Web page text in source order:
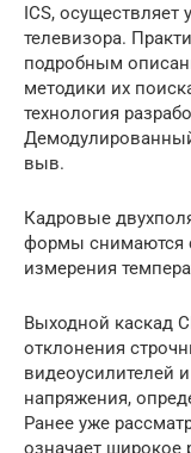
ICS,
телевизора.
подробным
методики их
технология
выв.
Кадровые
формы снимаются
измерения
Выходной каскад
отклонения
видеоусилителей
напряжения,
Ранее уже
означает широкое